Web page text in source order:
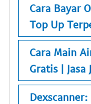
Cara Bayar
Top Up
Cara Main
Gratis | Jasa